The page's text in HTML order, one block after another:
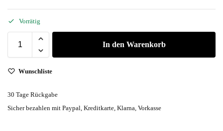
Vorrätig
In den Warenkorb
Wunschliste
30 Tage Rückgabe
Sicher bezahlen mit Paypal, Kreditkarte, Klarna, Vorkasse